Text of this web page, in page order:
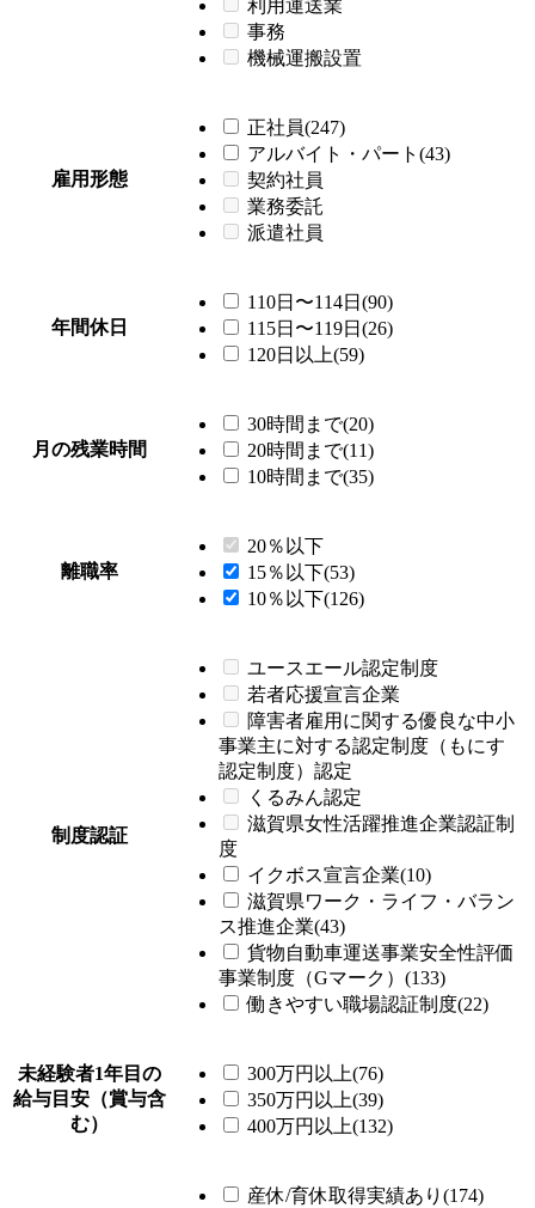
利用運送業
事務
機械運搬設置
雇用形態
正社員(247)
アルバイト・パート(43)
契約社員
業務委託
派遣社員
年間休日
110日〜114日(90)
115日〜119日(26)
120日以上(59)
月の残業時間
30時間まで(20)
20時間まで(11)
10時間まで(35)
離職率
20％以下
15％以下(53)
10％以下(126)
制度認証
ユースエール認定制度
若者応援宣言企業
障害者雇用に関する優良な中小
事業主に対する認定制度（もにす
認定制度）認定
くるみん認定
滋賀県女性活躍推進企業認証制
度
イクボス宣言企業(10)
滋賀県ワーク・ライフ・バラン
ス推進企業(43)
貨物自動車運送事業安全性評価
事業制度（Gマーク）(133)
働きやすい職場認証制度(22)
未経験者1年目の
給与目安（賞与含
む）
300万円以上(76)
350万円以上(39)
400万円以上(132)
産休/育休取得実績あり(174)